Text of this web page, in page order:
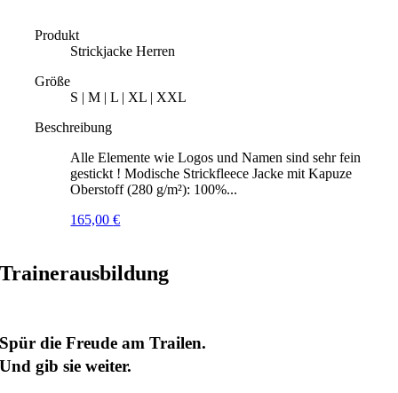
Produkt
Strickjacke Herren
Größe
S | M | L | XL | XXL
Beschreibung
Alle Elemente wie Logos und Namen sind sehr fein
gestickt ! Modische Strickfleece Jacke mit Kapuze
Oberstoff (280 g/m²): 100%...
165,00€
Trainerausbildung
Spür die Freude am Trailen.
Und gib sie weiter.